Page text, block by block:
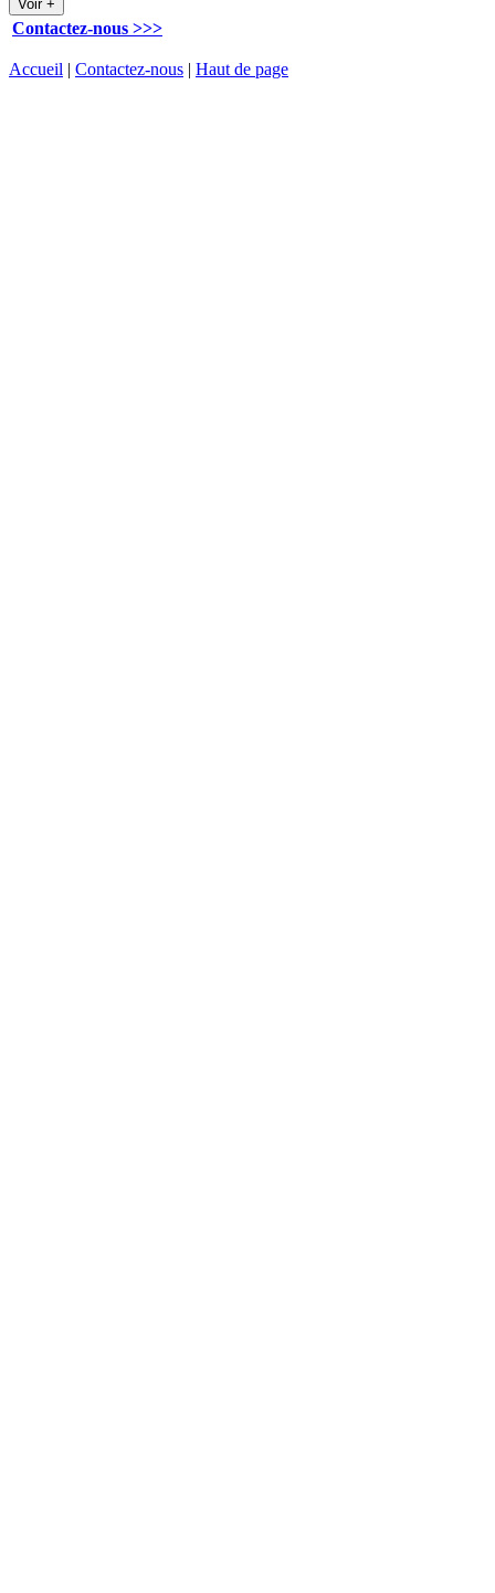
Contactez-nous >>>
Accueil | Contactez-nous | Haut de page